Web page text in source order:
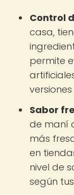
Control
casa,
permite
Sabor
de maní
más
en
nivel de
según